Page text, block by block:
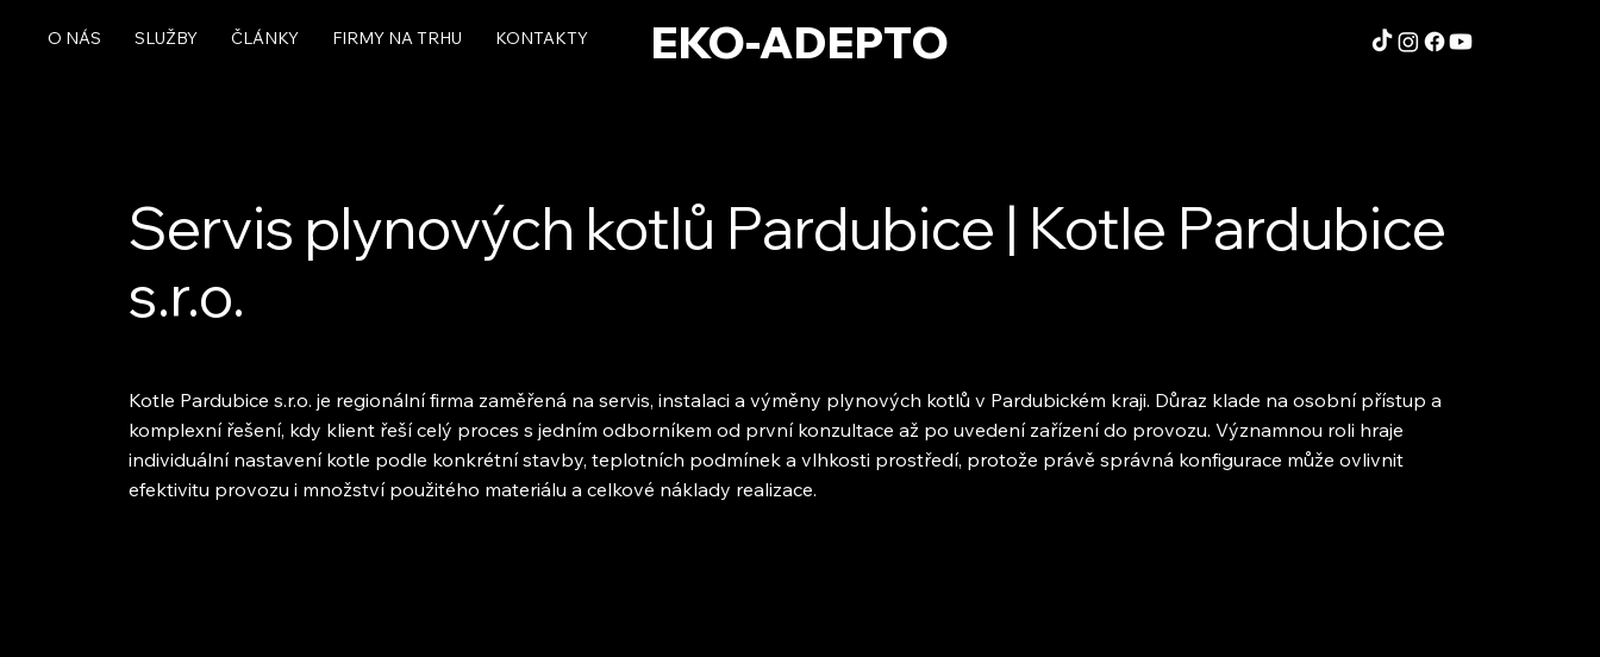
O NÁS SLUŽBY ČLÁNKY FIRMY NA TRHU KONTAKTY EKO-ADEPTO
Servis plynových kotlů Pardubice | Kotle Pardubice
s.r.o.
Kotle Pardubice s.r.o. je regionální firma zaměřená na servis, instalaci a výměny plynových kotlů v Pardubickém kraji. Důraz klade na osobní přístup a
komplexní řešení, kdy klient řeší celý proces s jedním odborníkem od první konzultace až po uvedení zařízení do provozu. Významnou roli hraje
individuální nastavení kotle podle konkrétní stavby, teplotních podmínek a vlhkosti prostředí, protože právě správná konfigurace může ovlivnit
efektivitu provozu i množství použitého materiálu a celkové náklady realizace.